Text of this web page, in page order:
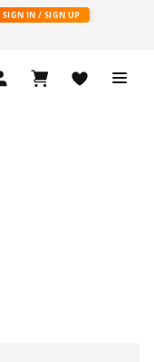
SIGN IN / SIGN UP